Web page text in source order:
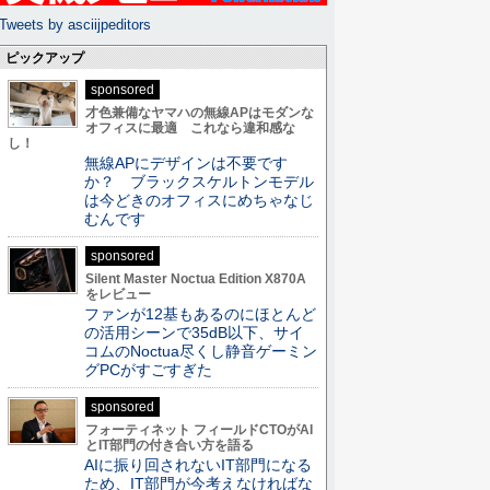
Tweets by asciijpeditors
ピックアップ
sponsored
才色兼備なヤマハの無線APはモダンな
オフィスに最適 これなら違和感な
し！
無線APにデザインは不要です
か？ ブラックスケルトンモデル
は今どきのオフィスにめちゃなじ
むんです
sponsored
Silent Master Noctua Edition X870A
をレビュー
ファンが12基もあるのにほとんど
の活用シーンで35dB以下、サイ
コムのNoctua尽くし静音ゲーミン
グPCがすごすぎた
sponsored
フォーティネット フィールドCTOがAI
とIT部門の付き合い方を語る
AIに振り回されないIT部門になる
ため、IT部門が今考えなければな